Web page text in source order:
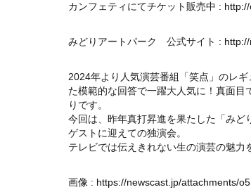
カンフェティにてチケット販売中 :
みどりアートパーク 公式サイト :
2024年より人気演芸番組「笑点」のレ
た模範的な回答で一躍大人気に！真面
りです。
今回は、昨年真打昇進を果たした「みど
ゲストに迎えての独演会。
テレビでは伝えきれない生の演芸の魅力
画像 : https://newscast.jp/attachments/